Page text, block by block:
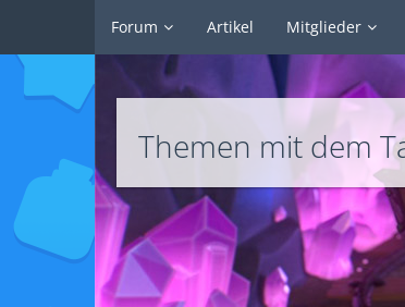
Forum Artikel Mitglieder
Themen mit dem